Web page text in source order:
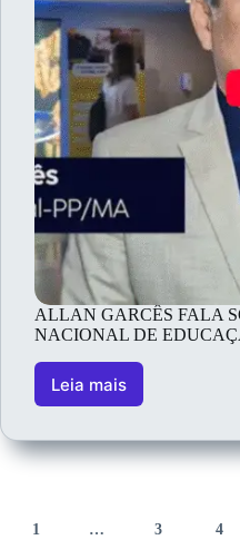
ALLAN GARCÊS FALA
NACIONAL DE
Leia mais
1 … 3 4